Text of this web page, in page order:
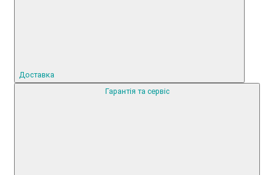
Доставка
Гарантія та сервіс